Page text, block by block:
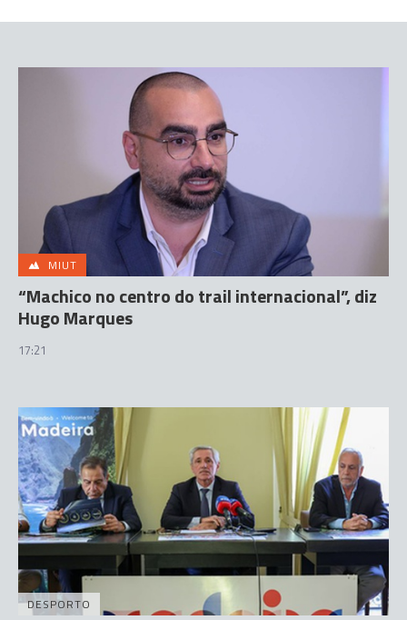
MIUT
“Machico no centro do trail internacional”, diz
Hugo Marques
17:21
DESPORTO